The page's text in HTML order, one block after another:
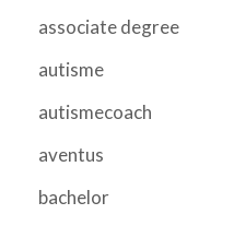
associate degree
autisme
autismecoach
aventus
bachelor